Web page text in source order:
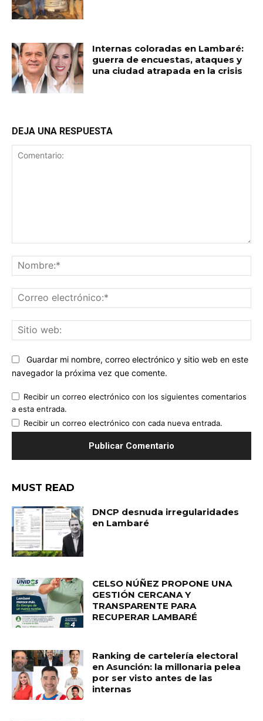
Internas coloradas en Lambaré:
guerra de encuestas, ataques y
una ciudad atrapada en la crisis
DEJA UNA RESPUESTA
Guardar mi nombre, correo electrónico y sitio web en este
navegador la próxima vez que comente.
Recibir un correo electrónico con los siguientes comentarios
a esta entrada.
Recibir un correo electrónico con cada nueva entrada.
MUST READ
DNCP desnuda irregularidades
en Lambaré
CELSO NÚÑEZ PROPONE UNA
GESTIÓN CERCANA Y
TRANSPARENTE PARA
RECUPERAR LAMBARÉ
Ranking de cartelería electoral
en Asunción: la millonaria pelea
por ser visto antes de las
internas